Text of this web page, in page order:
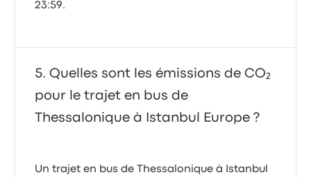
23:59.
Quelles sont les émissions de CO₂
pour le trajet en bus de
Thessalonique à Istanbul Europe ?
Un trajet en bus de Thessalonique à Istanbul